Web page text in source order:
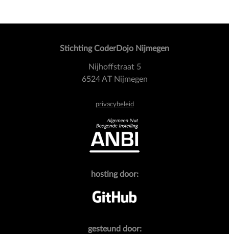
Stichting CoderDojo Nijmegen
Nijhoffstraat 5
6524 AT Nijmegen
privacybeleid
hosting door:
gesteund door: